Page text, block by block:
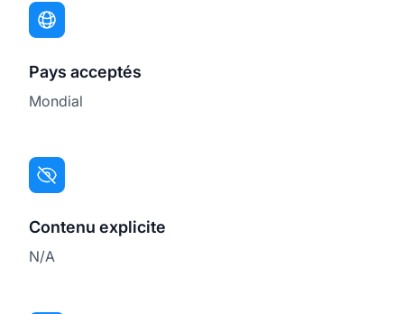
Pays acceptés
Mondial
Contenu explicite
N/A